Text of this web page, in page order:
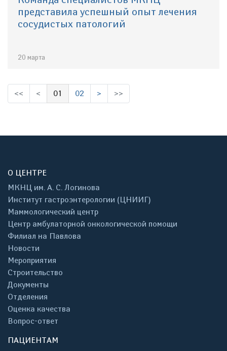
представила успешный опыт лечения
сосудистых патологий
20 марта
<< <
01
02 > >>
О ЦЕНТРЕ
МКНЦ им. А. С. Логинова
Институт гастроэнтерологии (ЦНИИГ)
Маммологический центр
Центр амбулаторной онкологической помощи
Филиал на Павлова
Новости
Мероприятия
Строительство
Документы
Отделения
Оценка качества
Вопрос-ответ
ПАЦИЕНТАМ